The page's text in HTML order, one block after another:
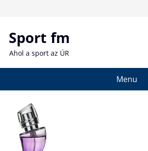
Sport fm
Ahol a sport az ÚR
Menu